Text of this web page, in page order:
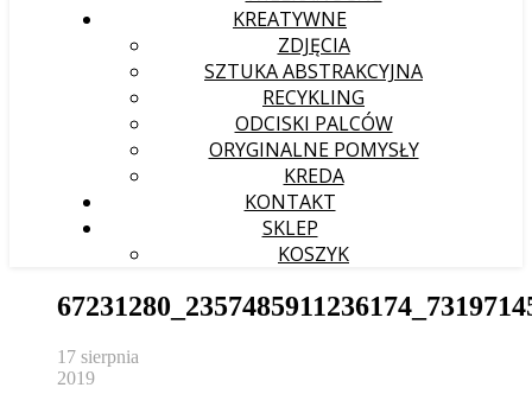
KREATYWNE
ZDJĘCIA
SZTUKA ABSTRAKCYJNA
RECYKLING
ODCISKI PALCÓW
ORYGINALNE POMYSŁY
KREDA
KONTAKT
SKLEP
KOSZYK
17 sierpnia
2019